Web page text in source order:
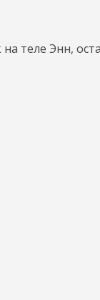
теле Энн,